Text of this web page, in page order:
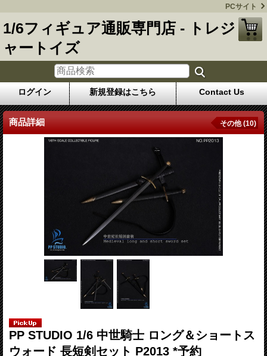
PCサイト
1/6フィギュア通販専門店 - トレジ
ャートイズ
ログイン 新規登録はこちら Contact Us
商品詳細 その他 (10)
PP STUDIO 1/6 中世騎士 ロング＆ショートス
ウォード 長短剣セット P2013 *予約